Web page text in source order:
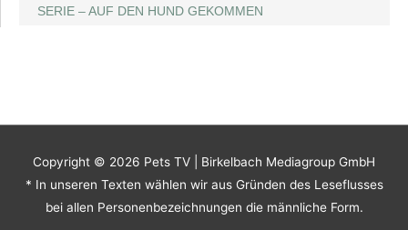
SERIE – AUF DEN HUND GEKOMMEN
Copyright © 2026 Pets TV | Birkelbach Mediagroup GmbH
* In unseren Texten wählen wir aus Gründen des Leseflusses
bei allen Personenbezeichnungen die männliche Form.